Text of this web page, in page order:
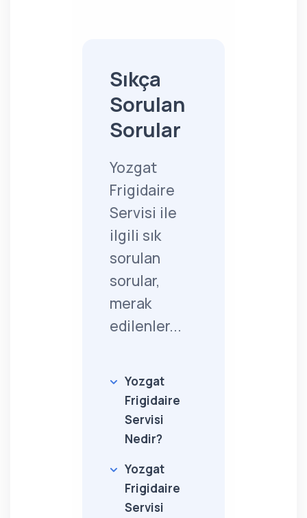
Sıkça
Sorulan
Sorular
Yozgat
Frigidaire
Servisi ile
ilgili sık
sorulan
sorular,
merak
edilenler...
Yozgat
Frigidaire
Servisi
Nedir?
Yozgat
Frigidaire
Servisi